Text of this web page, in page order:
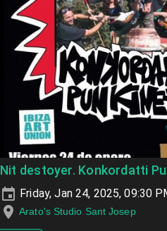
Nit destoyer. Konkordatti
Friday, Jan 24, 2025, 09:30
Arato's Studio Sant Josep